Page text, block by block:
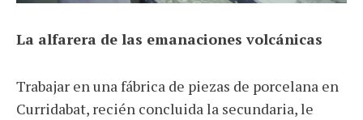
La alfarera de las emanaciones volcánicas
Trabajar en una fábrica de piezas de porcelana en
Curridabat, recién concluida la secundaria, le